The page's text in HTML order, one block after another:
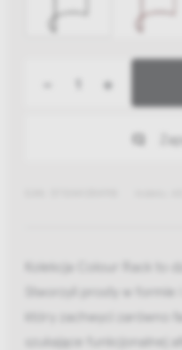
+
Kolekcja Colour Rack to
Stworzyli prosty w
który zachwyci zarówno
szukające funkcjonalnej